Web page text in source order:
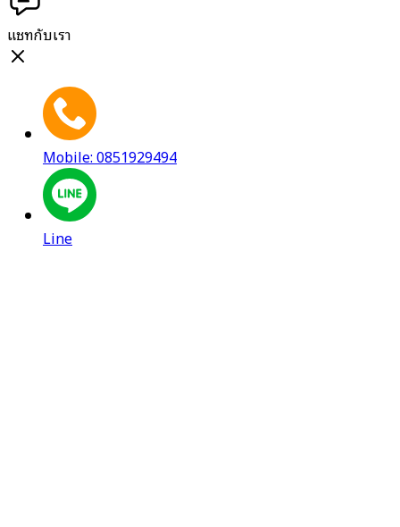
แชทกับเรา
Mobile: 0851929494
Line